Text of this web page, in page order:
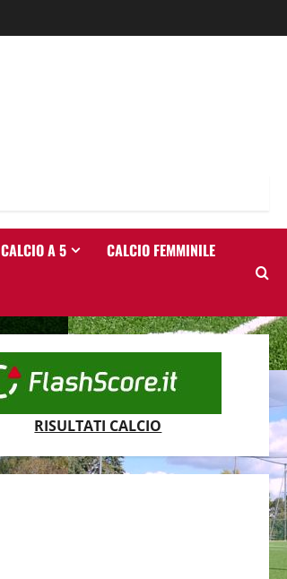
CALCIO A 5 CALCIO FEMMINILE
RISULTATI CALCIO